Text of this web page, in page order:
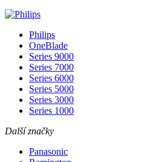
Philips
OneBlade
Series 9000
Series 7000
Series 6000
Series 5000
Series 3000
Series 1000
Další značky
Panasonic